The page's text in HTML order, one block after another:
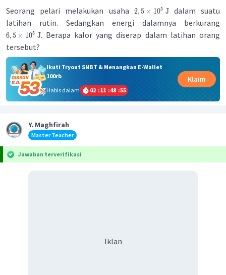
Seorang pelari melakukan usaha 2,5 × 105 Jdalam suatu
latihan rutin. Sedangkan energi dalamnya berkurang
6,5 × 105 J. Berapa kalor yang diserap dalam latihan orang
tersebut?
Ikuti Tryout SNBT & Menangkan E-Wallet
100rb
Habis dalam
02 :11 :48 :55
Klaim
Y. Maghfirah
Master Teacher
Jawaban terverifikasi
Iklan